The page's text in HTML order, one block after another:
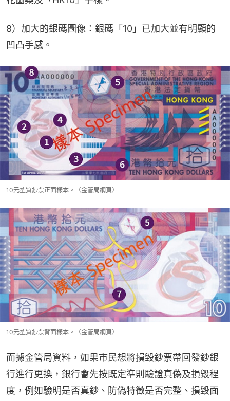
8）加大的銀碼圖像：銀碼「10」已加大並有明顯的
凹凸手感。
10元塑質鈔票正面樣本。（金管局網頁）
10元塑質鈔票背面樣本。（金管局網頁）
而據金管局資料，如果市民想將損毀鈔票帶回發鈔銀
行進行更換，銀行會先按既定準則驗證真偽及損毀程
度，例如驗明是否真鈔、防偽特徵是否完整、損毀面